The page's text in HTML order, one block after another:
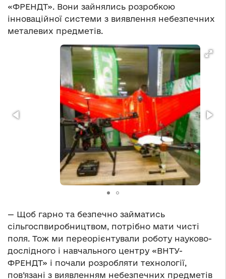
«ФРЕНДТ». Вони зайнялись розробкою
інноваційної системи з виявлення небезпечних
металевих предметів.
— Щоб гарно та безпечно займатись
сільгоспвиробництвом, потрібно мати чисті
поля. Тож ми переорієнтували роботу науково-
дослідного і навчального центру «ВНТУ-
ФРЕНДТ» і почали розробляти технології,
пов’язані з виявленням небезпечних предметів